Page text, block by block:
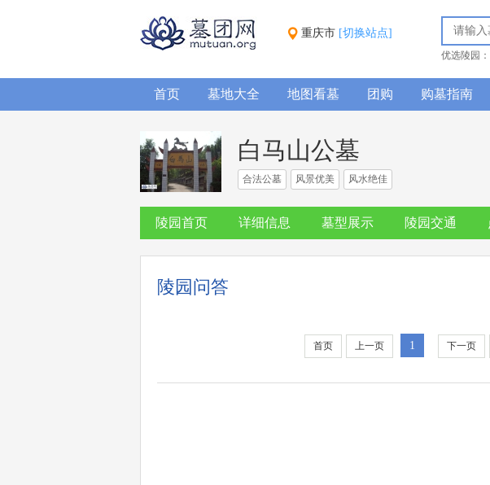
重庆市 [切换站点]
优选陵园：
首页 墓地大全 地图看墓 团购 购墓指南
白马山公墓
合法公墓 风景优美 风水绝佳
陵园首页 详细信息 墓型展示 陵园交通
陵园问答
首页 上一页 1 下一页